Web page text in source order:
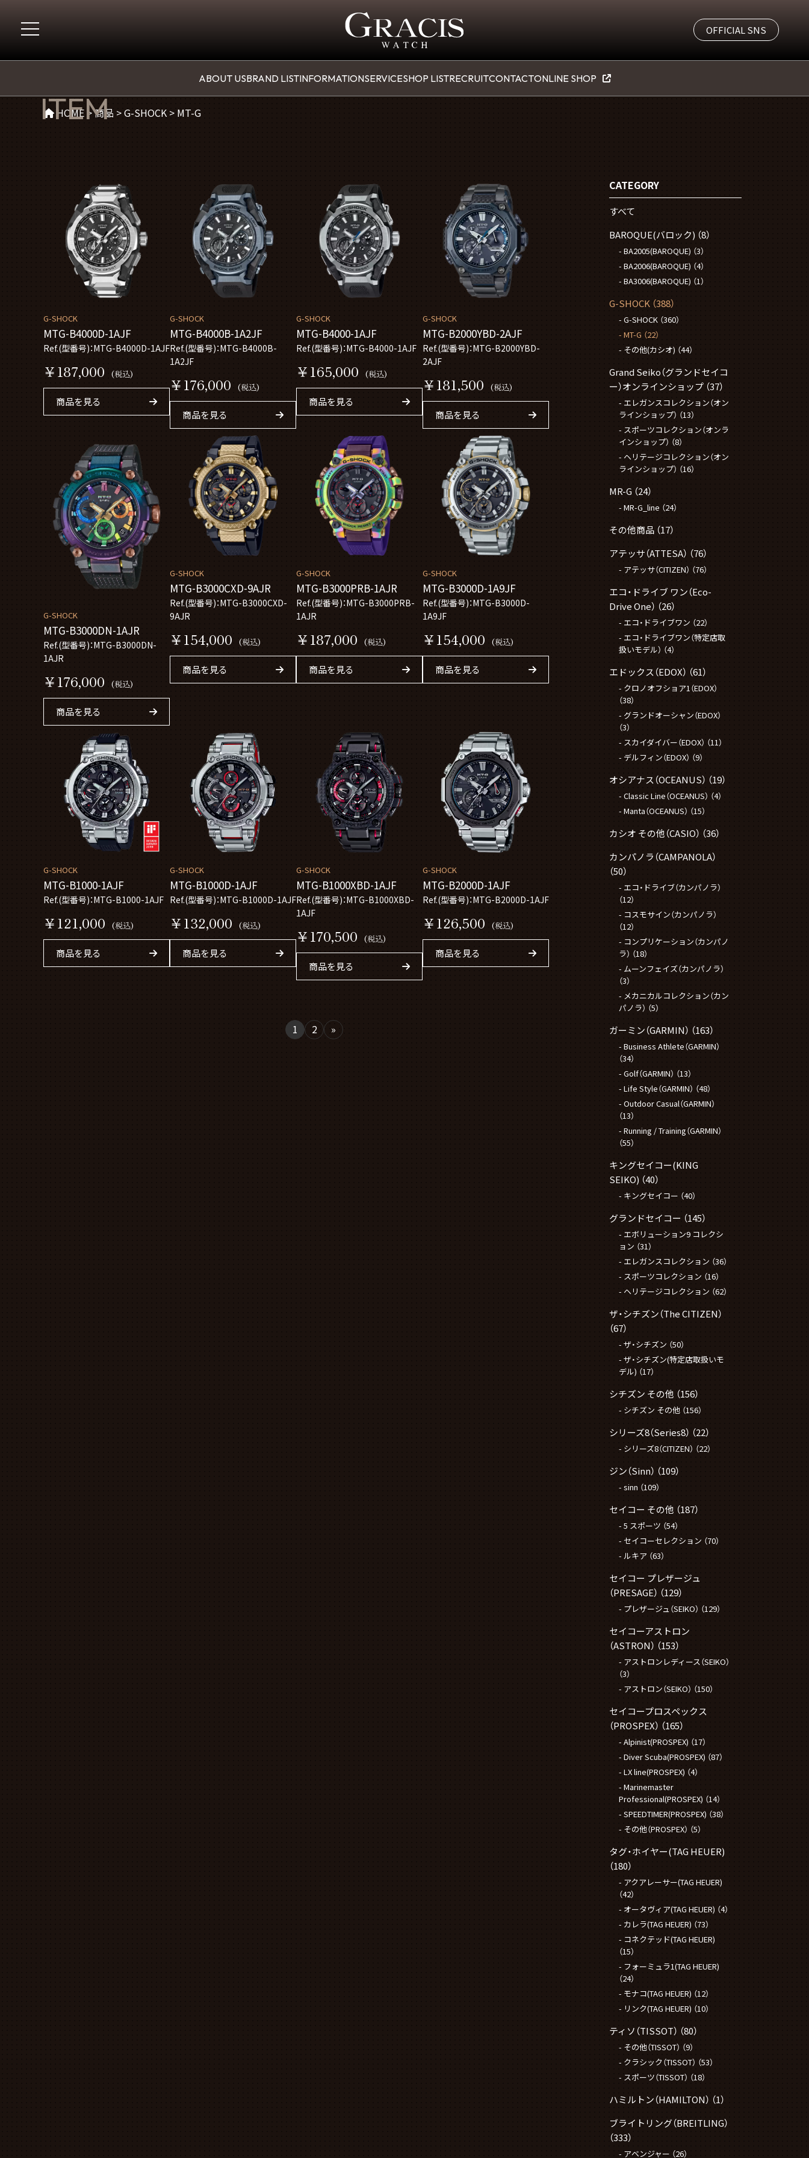
OFFICIAL SNS
ABOUT USBRAND LISTINFORMATIONSERVICESHOP LISTRECRUITCONTACTONLINE SHOP
ITEM
HOME >商品 >G-SHOCK > MT-G
G-SHOCK
MTG-B4000D-1AJF
Ref.(型番号)：MTG-B4000D-1AJF
￥187,000 (税込)
商品を見る
G-SHOCK
MTG-B4000B-1A2JF
Ref.(型番号)：MTG-B4000B-
1A2JF
￥176,000 (税込)
商品を見る
G-SHOCK
MTG-B4000-1AJF
Ref.(型番号)：MTG-B4000-1AJF
￥165,000 (税込)
商品を見る
G-SHOCK
MTG-B2000YBD-2AJF
Ref.(型番号)：MTG-B2000YBD-
2AJF
￥181,500 (税込)
商品を見る
G-SHOCK
MTG-B3000DN-1AJR
Ref.(型番号)：MTG-B3000DN-
1AJR
￥176,000 (税込)
商品を見る
G-SHOCK
MTG-B3000CXD-9AJR
Ref.(型番号)：MTG-B3000CXD-
9AJR
￥154,000 (税込)
商品を見る
G-SHOCK
MTG-B3000PRB-1AJR
Ref.(型番号)：MTG-B3000PRB-
1AJR
￥187,000 (税込)
商品を見る
G-SHOCK
MTG-B3000D-1A9JF
Ref.(型番号)：MTG-B3000D-
1A9JF
￥154,000 (税込)
商品を見る
G-SHOCK
MTG-B1000-1AJF
Ref.(型番号)：MTG-B1000-1AJF
￥121,000 (税込)
商品を見る
G-SHOCK
MTG-B1000D-1AJF
Ref.(型番号)：MTG-B1000D-1AJF
￥132,000 (税込)
商品を見る
G-SHOCK
MTG-B1000XBD-1AJF
Ref.(型番号)：MTG-B1000XBD-
1AJF
￥170,500 (税込)
商品を見る
G-SHOCK
MTG-B2000D-1AJF
Ref.(型番号)：MTG-B2000D-1AJF
￥126,500 (税込)
商品を見る
1 2 »
CATEGORY
すべて
BAROQUE(バロック) （8）
BA2005(BAROQUE) （3）
BA2006(BAROQUE) （4）
BA3006(BAROQUE) （1）
G-SHOCK （388）
G-SHOCK （360）
MT-G （22）
その他(カシオ) （44）
Grand Seiko（グランドセイコ
ー）オンラインショップ （37）
エレガンスコレクション（オン
ラインショップ） （13）
スポーツコレクション（オンラ
インショップ） （8）
ヘリテージコレクション（オン
ラインショップ） （16）
MR-G （24）
MR-G_line （24）
その他商品 （17）
アテッサ（ATTESA） （76）
アテッサ（CITIZEN） （76）
エコ・ドライブ ワン（Eco-
Drive One） （26）
エコ・ドライブワン （22）
エコ・ドライブワン（特定店取
扱いモデル） （4）
エドックス（EDOX） （61）
クロノオフショア1（EDOX）
（38）
グランドオーシャン（EDOX）
（3）
スカイダイバー（EDOX） （11）
デルフィン（EDOX） （9）
オシアナス（OCEANUS） （19）
Classic Line（OCEANUS） （4）
Manta（OCEANUS） （15）
カシオ その他（CASIO） （36）
カンパノラ（CAMPANOLA）
（50）
エコ・ドライブ（カンパノラ）
（12）
コスモサイン（カンパノラ）
（12）
コンプリケーション（カンパノ
ラ） （18）
ムーンフェイズ（カンパノラ）
（3）
メカニカルコレクション（カン
パノラ） （5）
ガーミン（GARMIN） （163）
Business Athlete（GARMIN）
（34）
Golf（GARMIN） （13）
Life Style（GARMIN） （48）
Outdoor Casual（GARMIN）
（13）
Running / Training（GARMIN）
（55）
キングセイコー(KING
SEIKO) （40）
キングセイコー （40）
グランドセイコー （145）
エボリューション9 コレクシ
ョン （31）
エレガンスコレクション （36）
スポーツコレクション （16）
ヘリテージコレクション （62）
ザ・シチズン（The CITIZEN）
（67）
ザ・シチズン （50）
ザ・シチズン(特定店取扱いモ
デル) （17）
シチズン その他 （156）
シチズン その他 （156）
シリーズ8（Series8） （22）
シリーズ8（CITIZEN） （22）
ジン（Sinn） （109）
sinn （109）
セイコー その他 （187）
5 スポーツ （54）
セイコーセレクション （70）
ルキア （63）
セイコー プレザージュ
（PRESAGE） （129）
プレザージュ（SEIKO） （129）
セイコーアストロン
（ASTRON） （153）
アストロンレディース（SEIKO）
（3）
アストロン（SEIKO） （150）
セイコープロスペックス
（PROSPEX） （165）
Alpinist(PROSPEX) （17）
Diver Scuba(PROSPEX) （87）
LX line(PROSPEX) （4）
Marinemaster
Professional(PROSPEX) （14）
SPEEDTIMER(PROSPEX) （38）
その他（PROSPEX） （5）
タグ・ホイヤー(TAG HEUER)
（180）
アクアレーサー(TAG HEUER)
（42）
オータヴィア(TAG HEUER) （4）
カレラ(TAG HEUER) （73）
コネクテッド(TAG HEUER)
（15）
フォーミュラ1(TAG HEUER)
（24）
モナコ(TAG HEUER) （12）
リンク(TAG HEUER) （10）
ティソ（TISSOT） （80）
その他（TISSOT） （9）
クラシック（TISSOT） （53）
スポーツ（TISSOT） （18）
ハミルトン（HAMILTON） （1）
ブライトリング（BREITLING）
（333）
アベンジャー （26）